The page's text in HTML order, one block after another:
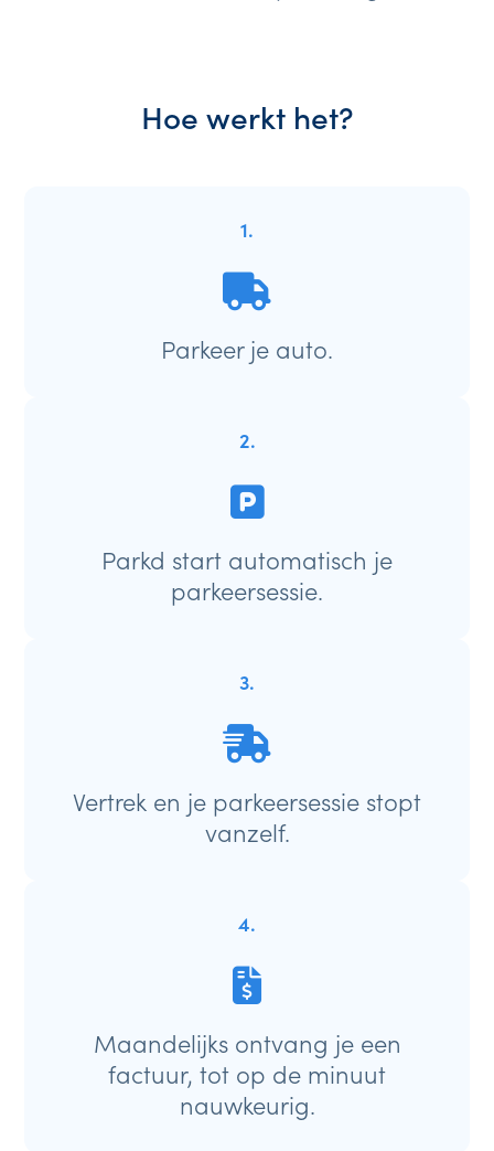
Hoe werkt het?
1.
Parkeer je auto.
2.
Parkd start automatisch je
parkeersessie.
3.
Vertrek en je parkeersessie stopt
vanzelf.
4.
Maandelijks ontvang je een
factuur, tot op de minuut
nauwkeurig.